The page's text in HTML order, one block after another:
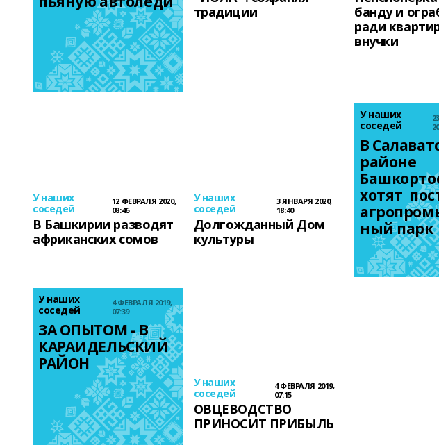
традиции
банду и
ради
внучки
У наших
соседей
12 ФЕВРАЛЯ 2020,
08:46
В Башкирии разводят
африканских сомов
У наших
соседей
3 ЯНВАРЯ 2020,
18:40
Долгожданный Дом
культуры
У наших
соседей
В
районе
хотят
ный парк
У наших
соседей
4 ФЕВРАЛЯ 2019,
07:39
ЗА ОПЫТОМ - В
КАРАИДЕЛЬСКИЙ
РАЙОН
У наших
соседей
4 ФЕВРАЛЯ 2019,
07:15
ОВЦЕВОДСТВО
ПРИНОСИТ ПРИБЫЛЬ